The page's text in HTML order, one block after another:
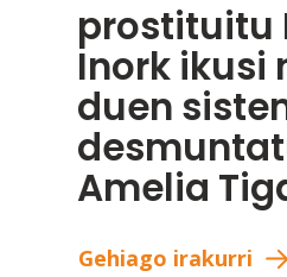
prostituitu
Inork ikusi
duen
Amelia
Gehiago irakurri